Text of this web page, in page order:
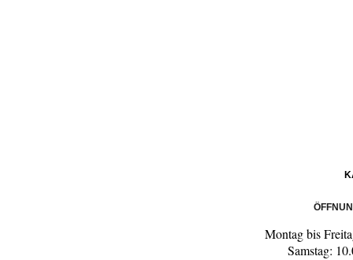
Montag bis
Samstag: